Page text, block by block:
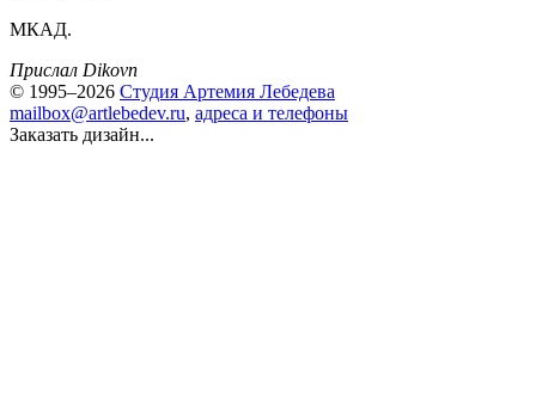
МКАД.
Прислал Dikovn
© 1995–2026 Студия Артемия Лебедева
mailbox@artlebedev.ru, адреса и телефоны
Заказать дизайн...